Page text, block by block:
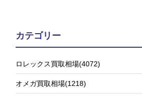
カテゴリー
ロレックス買取相場(4072)
オメガ買取相場(1218)